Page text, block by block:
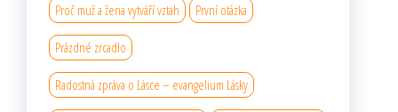
Proč muž a žena vytváří vztah První otázka
Prázdné zrcadlo
Radostná zpráva o Lásce – evangelium Lásky